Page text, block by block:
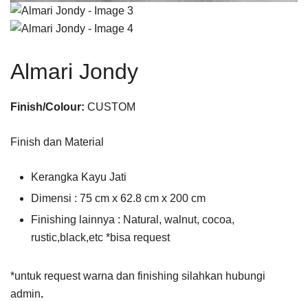
Almari Jondy
Finish/Colour: CUSTOM
Finish dan Material
Kerangka Kayu Jati
Dimensi : 75 cm x 62.8 cm x 200 cm
Finishing lainnya : Natural, walnut, cocoa,
rustic,black,etc *bisa request
*untuk request warna dan finishing silahkan hubungi
admin.